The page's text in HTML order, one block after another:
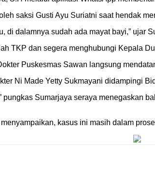
saksi Gusti Ayu Suriatni saat hendak
di dalamnya sudah ada mayat bayi,” ujar
TKP dan segera menghubungi Kepala
Puskesmas Sawan langsung
Ni Made Yetty Sukmayani didampingi
pungkas Sumarjaya seraya menegaskan
kasus ini masih dalam